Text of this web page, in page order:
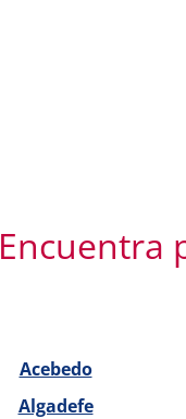
Encuentra
Acebedo
Algadefe